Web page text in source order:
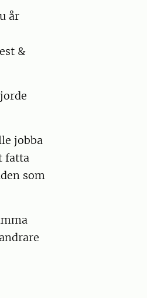
år
&
jobba
fatta
som